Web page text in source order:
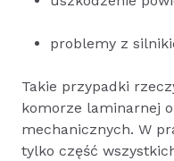
problemy z
Takie przypadki
komorze laminarnej
mechanicznych. W
tylko część